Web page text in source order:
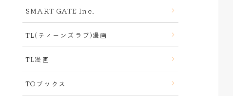
SMART GATE Inc.
TL(ティーンズラブ)漫画
TL漫画
TOブックス